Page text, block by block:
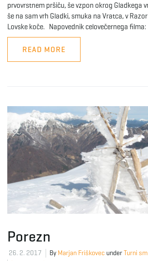
prvovrstnem pršiču, še vzpon okrog Gladkega
še na sam vrh Gladki, smuka na Vratca, v
Lovske koče. Napovednik celovečernega filma:
READ MORE
Porezn
26. 2. 2017 By Marjan Friškovec underTurni